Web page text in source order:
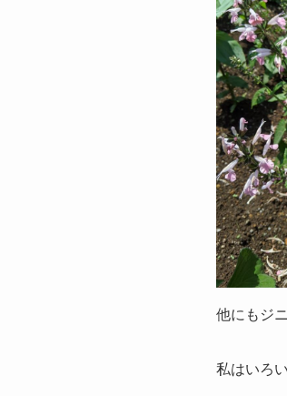
他にもジ
私はいろ